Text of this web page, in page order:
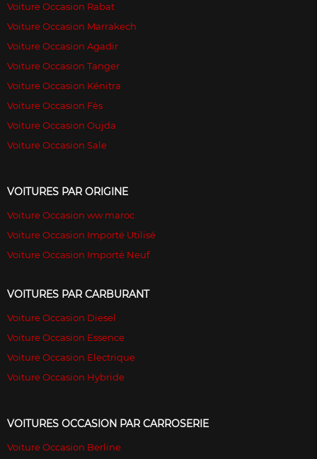
Voiture Occasion Rabat
Voiture Occasion Marrakech
Voiture Occasion Agadir
Voiture Occasion Tanger
Voiture Occasion Kénitra
Voiture Occasion Fès
Voiture Occasion Oujda
Voiture Occasion Sale
VOITURES PAR ORIGINE
Voiture Occasion ww maroc
Voiture Occasion Importé Utilisé
Voiture Occasion Importé Neuf
VOITURES PAR CARBURANT
Voiture Occasion Diesel
Voiture Occasion Essence
Voiture Occasion Electrique
Voiture Occasion Hybride
VOITURES OCCASION PAR CARROSERIE
Voiture Occasion Berline